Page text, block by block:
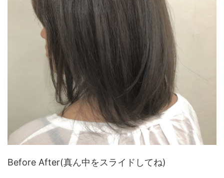
Before After(真ん中をスライドしてね)